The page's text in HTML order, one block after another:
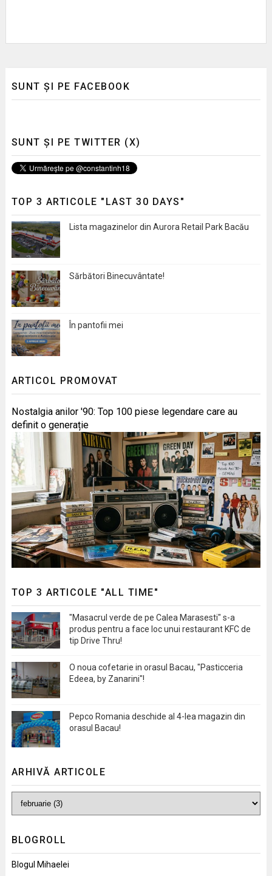
SUNT ȘI PE FACEBOOK
SUNT ȘI PE TWITTER (X)
TOP 3 ARTICOLE "LAST 30 DAYS"
Lista magazinelor din Aurora Retail Park Bacău
Sărbători Binecuvântate!
În pantofii mei
ARTICOL PROMOVAT
Nostalgia anilor '90: Top 100 piese legendare care au
definit o generație
TOP 3 ARTICOLE "ALL TIME"
"Masacrul verde de pe Calea Marasesti" s-a
produs pentru a face loc unui restaurant KFC de
tip Drive Thru!
O noua cofetarie in orasul Bacau, "Pasticceria
Edeea, by Zanarini"!
Pepco Romania deschide al 4-lea magazin din
orasul Bacau!
ARHIVĂ ARTICOLE
BLOGROLL
Blogul Mihaelei